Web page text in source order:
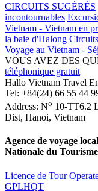
CIRCUITS SUGÉRÉS
incontournables
Vietnam - Vietnam en
la baie d'Halong
Voyage au Vietnam -
VOUS AVEZ DES
téléphonique gratuit
Hallo Vietnam Travel
Tel: +84(24) 66 55 44
Address: No 10-TT6.2
Dist, Hanoi, Vietnam
Agence de voyage
Nationale du
Licence de Tour
GPLHQT